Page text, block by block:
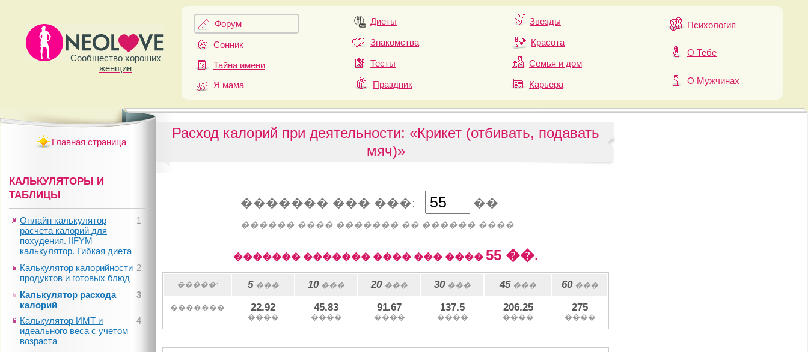
Сообщество хороших
женщин
Форум
Сонник
Тайна имени
Я мама
Диеты
Знакомства
Тесты
Праздник
Звезды
Красота
Семья и дом
Карьера
Психология
О Тебе
О Мужчинах
Расход калорий при деятельности: «Крикет (отбивать, подавать
мяч)»
������� ��� ���: ��
������ ���� ������� �� ������ ����
������� ������� ���� ��� ���� 55��.
�����: 5��� 10��� 20��� 30��� 45 ��� 60���
������� 22.92
����
45.83
����
91.67
����
137.5
����
206.25
����
275
����
Главная страница
КАЛЬКУЛЯТОРЫ И
ТАБЛИЦЫ
1
Онлайн калькулятор
расчета калорий для
похудения. IIFYM
калькулятор. Гибкая диета
2
Калькулятор калорийности
продуктов и готовых блюд
3
Калькулятор расхода
калорий
4
Калькулятор ИМТ и
идеального веса с учетом
возраста